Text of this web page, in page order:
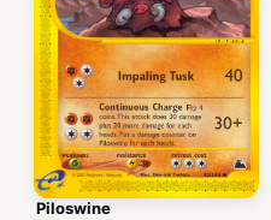
Piloswine